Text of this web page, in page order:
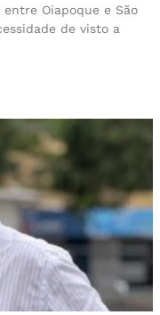
Oiapoque e São
de visto a